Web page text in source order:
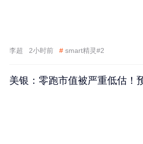
李超 2小时前 # smart精灵#2
美银：零跑市值被严重低估！